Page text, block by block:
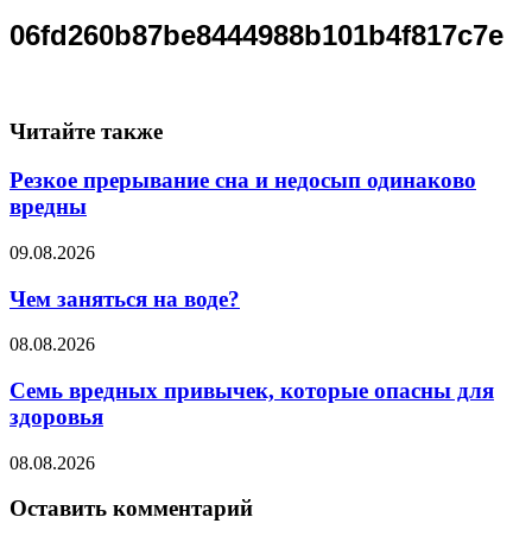
06fd260b87be8444988b101b4f817c7e
Читайте также
Резкое прерывание сна и недосып одинаково
вредны
09.08.2026
Чем заняться на воде?
08.08.2026
Семь вредных привычек, которые опасны для
здоровья
08.08.2026
Оставить комментарий